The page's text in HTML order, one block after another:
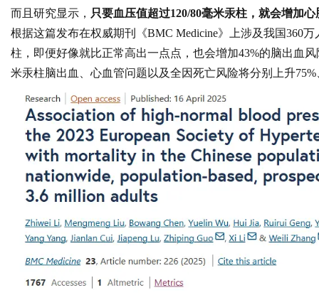
而且研究显示， 只要血压值超过120/80毫米汞柱，就会增加
根据这篇发布在权威期刊《BMC Medicine》上涉及我国360
柱，即便好像就比正常高出一点点，也会增加43%的脑出血
米汞柱脑出血、心血管问题以及全因死亡风险将分别上升75%